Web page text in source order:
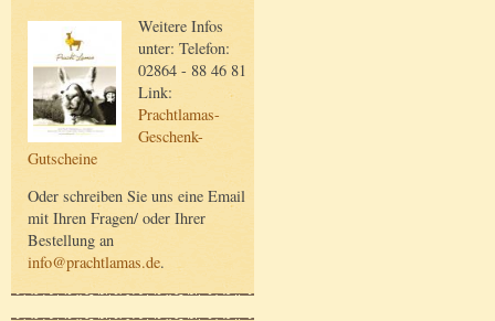
Weitere Infos
unter: Telefon:
02864 - 88 46 81
Link:
Prachtlamas-
Geschenk-
Gutscheine
Oder schreiben Sie uns eine Email
mit Ihren Fragen/ oder Ihrer
Bestellung an
info@prachtlamas.de.